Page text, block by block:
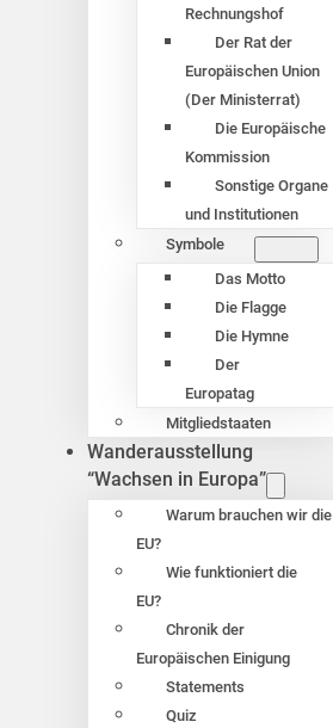
Rechnungshof
Der Rat der
Europäischen Union
(Der Ministerrat)
Die Europäische
Kommission
Sonstige Organe
und Institutionen
Symbole
Das Motto
Die Flagge
Die Hymne
Der
Europatag
Mitgliedstaaten
Wanderausstellung
“Wachsen in Europa”
Warum brauchen wir die
EU?
Wie funktioniert die
EU?
Chronik der
Europäischen Einigung
Statements
Quiz